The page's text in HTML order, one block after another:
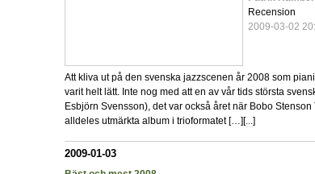
Recension
2009-03-02
Att kliva ut på den svenska jazzscenen år 2008 som
varit helt lätt. Inte nog med att en av vår tids största
Esbjörn Svensson), det var också året när Bobo
alldeles utmärkta album i trioformatet […][...]
2009-01-03